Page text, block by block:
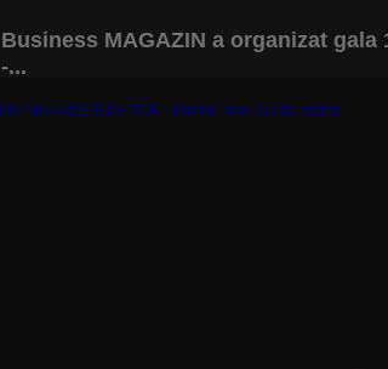
Business MAGAZIN a organizat gala
-...